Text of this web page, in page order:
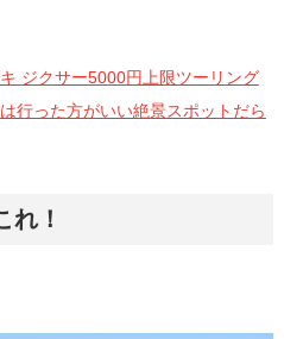
キ ジクサー5000円上限ツーリング
行った方がいい絶景スポットだら
れ！